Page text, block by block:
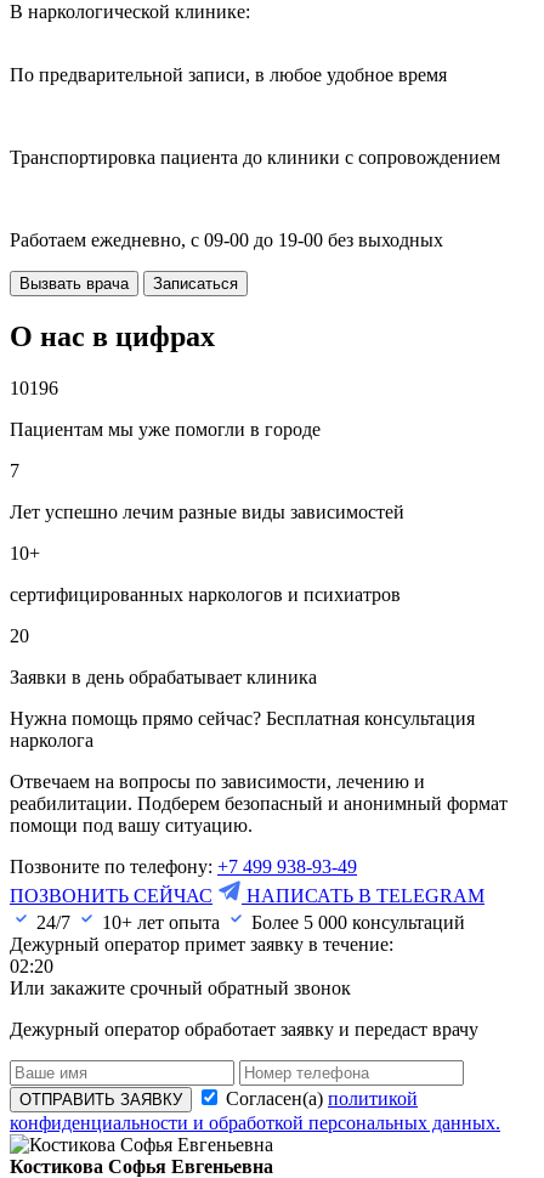
В наркологической клинике:
По предварительной записи, в любое удобное время
Транспортировка пациента до клиники с сопровождением
Работаем ежедневно, с 09-00 до 19-00 без выходных
Вызвать врача Записаться
О нас в цифрах
10196
Пациентам мы уже помогли в городе
7
Лет успешно лечим разные виды зависимостей
10+
сертифицированных наркологов и психиатров
20
Заявки в день обрабатывает клиника
Нужна помощь прямо сейчас? Бесплатная консультация
нарколога
Отвечаем на вопросы по зависимости, лечению и
реабилитации. Подберем безопасный и анонимный формат
помощи под вашу ситуацию.
Позвоните по телефону: +7 499 938-93-49
ПОЗВОНИТЬ СЕЙЧАС
НАПИСАТЬ В TELEGRAM
24/7
10+ лет опыта Более 5 000 консультаций
Дежурный оператор примет заявку в течение:
02:20
Или закажите срочный обратный звонок
Дежурный оператор обработает заявку и передаст врачу
ОТПРАВИТЬ ЗАЯВКУ Согласен(а) политикой
конфиденциальности и обработкой персональных данных.
Костикова Софья Евгеньевна